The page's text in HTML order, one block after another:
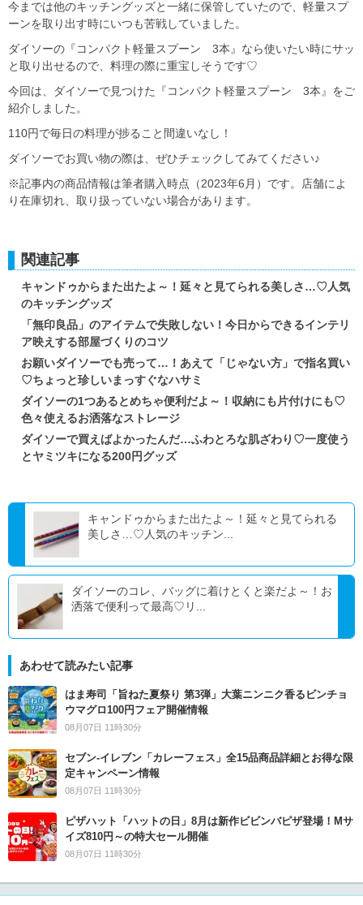
今までは他のキッチングッズと一緒に保管していたので、軽量スプ
ーンを取り出す時にいつも苦戦していました。
ダイソーの『コンパクト軽量スプーン 3本』なら使いたい時にサッ
と取り出せるので、料理の際に重宝しそうです♡
今回は、ダイソーで見つけた『コンパクト軽量スプーン 3本』をご
紹介しました。
110円で毎日の料理が捗ること間違いなし！
ダイソーでお買い物の際は、ぜひチェックしてみてください♪
※記事内の商品情報は筆者購入時点（2023年6月）です。店舗によ
り在庫切れ、取り扱っていない場合があります。
関連記事
キャンドゥからまた出たよ～！延々と見てられる美しさ…♡人気
のキッチングッズ
「無印良品」のアイテムで失敗しない！今日からできるインテリ
ア映えする部屋づくりのコツ
お願いダイソーでも売って…！あえて「じゃない方」で指名買い
♡ちょっと珍しいまっすぐなハサミ
ダイソーの1つあるとめちゃ便利だよ～！収納にも片付けにも♡
色々使えるお洒落なストレージ
ダイソーで買えばよかったんだ…ふわとろな肌ざわり♡一度使う
とヤミツキになる200円グッズ
キャンドゥからまた出たよ～！延々と見てられる
美しさ…♡人気のキッチン...
ダイソーのコレ、バッグに着けとくと楽だよ～！お
洒落で便利って最高♡リ...
あわせて読みたい記事
はま寿司「旨ねた夏祭り 第3弾」大葉ニンニク香るビンチョ
ウマグロ100円フェア開催情報
08月07日 11時30分
セブン‐イレブン「カレーフェス」全15品商品詳細とお得な限
定キャンペーン情報
08月07日 11時30分
ピザハット「ハットの日」8月は新作ビビンバピザ登場！Mサ
イズ810円～の特大セール開催
08月07日 11時30分